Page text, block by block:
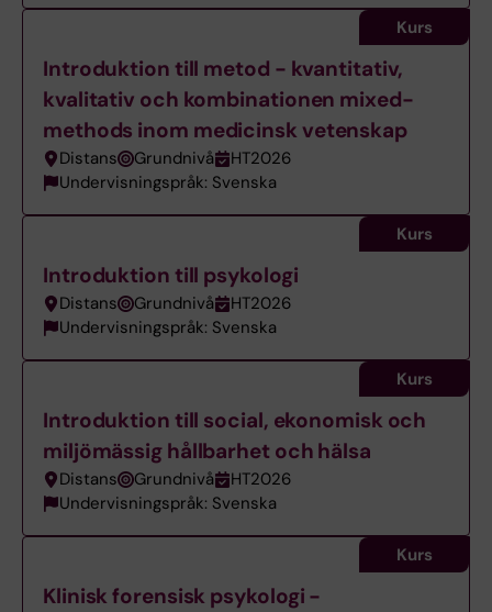
Introduktion till metod - kvantitativ,
kvalitativ och kombinationen mixed-
methods inom medicinsk vetenskap
Distans Grundnivå
HT2026
Undervisningspråk: Svenska
Kurs
Introduktion till psykologi
Distans Grundnivå
HT2026
Undervisningspråk: Svenska
Kurs
Introduktion till social, ekonomisk och
miljömässig hållbarhet och hälsa
Distans Grundnivå
HT2026
Undervisningspråk: Svenska
Kurs
Klinisk forensisk psykologi -
Kurs